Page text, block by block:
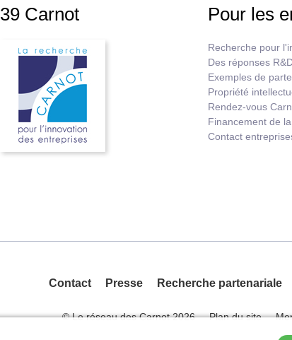
39 Carnot Pour les
Recherche pour
Des réponses
Exemples de
Propriété
Rendez-vous
Financement de
Contact
Contact Presse Recherche partenariale
© Le réseau des Carnot 2026 Plan du site